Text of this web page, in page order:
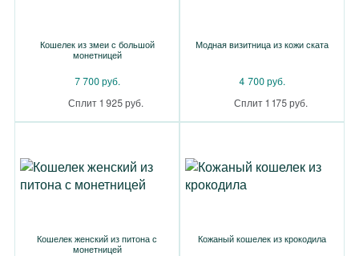
Кошелек из змеи с большой
монетницей
7 700 руб.
Сплит 1 925 руб.
Модная визитница из кожи ската
4 700 руб.
Сплит 1 175 руб.
Кошелек женский из питона с
монетницей
Кожаный кошелек из крокодила